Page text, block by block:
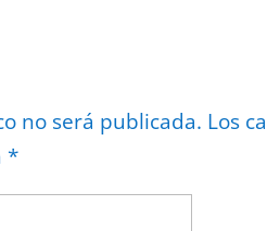
no será publicada. Los
*